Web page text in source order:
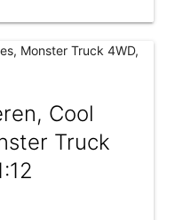
Cool
Truck